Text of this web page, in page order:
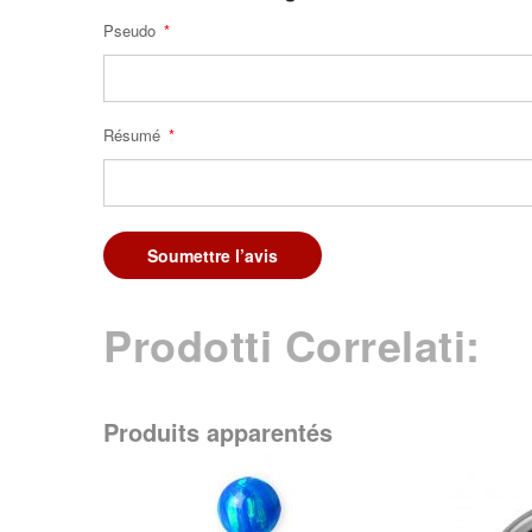
Pseudo
Résumé
Soumettre l’avis
Prodotti Correlati:
Produits apparentés